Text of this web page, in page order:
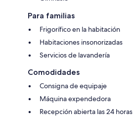
Para familias
Frigorífico en la habitación
Habitaciones insonorizadas
Servicios de lavandería
Comodidades
Consigna de equipaje
Máquina expendedora
Recepción abierta las 24 horas